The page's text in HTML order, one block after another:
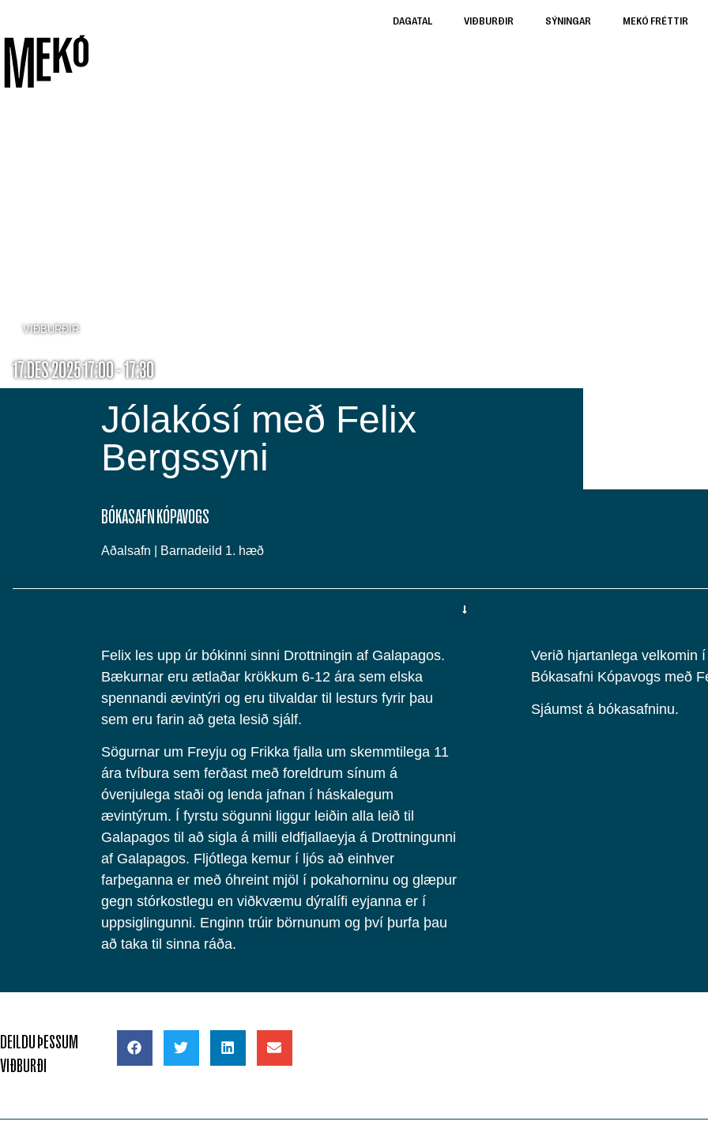
DAGATAL VIÐBURÐIR SÝNINGAR MEKÓ FRÉTTIR
VIÐBURÐIR
17.DES 2025 17:00 - 17:30
Jólakósí með Felix
Bergssyni
BÓKASAFN KÓPAVOGS
Aðalsafn | Barnadeild 1. hæð
Felix les upp úr bókinni sinni Drottningin af Galapagos.
Bækurnar eru ætlaðar krökkum 6-12 ára sem elska
spennandi ævintýri og eru tilvaldar til lesturs fyrir þau
sem eru farin að geta lesið sjálf.
Sögurnar um Freyju og Frikka fjalla um skemmtilega 11
ára tvíbura sem ferðast með foreldrum sínum á
óvenjulega staði og lenda jafnan í háskalegum
ævintýrum. Í fyrstu sögunni liggur leiðin alla leið til
Galapagos til að sigla á milli eldfjallaeyja á Drottningunni
af Galapagos. Fljótlega kemur í ljós að einhver
farþeganna er með óhreint mjöl í pokahorninu og glæpur
gegn stórkostlegu en viðkvæmu dýralífi eyjanna er í
uppsiglingunni. Enginn trúir börnunum og því þurfa þau
að taka til sinna ráða.
Verið hjartanlega velkomin
Bókasafni Kópavogs með
Sjáumst á bókasafninu.
DEILDU ÞESSUM
VIÐBURÐI